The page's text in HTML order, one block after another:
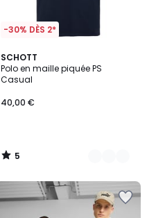
-30% DÈS 2*
SCHOTT
Polo en maille piquée PS
Casual
40,00 €
5
/
5
2
Couleurs
5
/